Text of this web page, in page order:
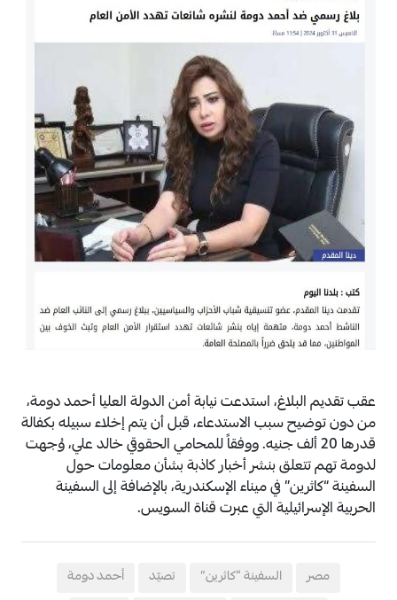
عقب تقديم البلاغ، استدعت نيابة أمن الدولة العليا أحمد دومة،
من دون توضيح سبب الاستدعاء، قبل أن يتم إخلاء سبيله بكفالة
قدرها 20 ألف جنيه. ووفقاً للمحامي الحقوقي خالد علي، وُجهت
لدومة تهم تتعلق بنشر أخبار كاذبة بشأن معلومات حول
السفينة “كاثرين” في ميناء الإسكندرية، بالإضافة إلى السفينة
الحربية الإسرائيلية التي عبرت قناة السويس.
مصر السفينة “كاثرين” تصيّد
أحمد دومة